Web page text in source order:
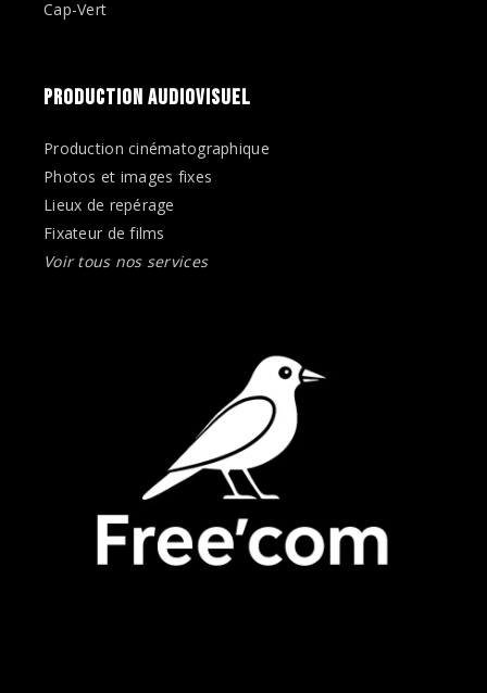
Cap-Vert
PRODUCTION AUDIOVISUEL
Production cinématographique
Photos et images fixes
Lieux de repérage
Fixateur de films
Voir tous nos services